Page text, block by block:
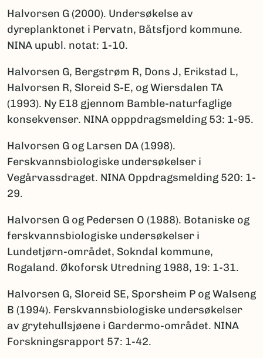
Halvorsen G (2000). Undersøkelse av
dyreplanktonet i Pervatn, Båtsfjord kommune.
NINA upubl. notat: 1-10.
Halvorsen G, Bergstrøm R, Dons J, Erikstad L,
Halvorsen R, Sloreid S-E, og Wiersdalen TA
(1993). Ny E18 gjennom Bamble-naturfaglige
konsekvenser. NINA opppdragsmelding 53: 1-95.
Halvorsen G og Larsen DA (1998).
Ferskvannsbiologiske undersøkelser i
Vegårvassdraget. NINA Oppdragsmelding 520: 1-
29.
Halvorsen G og Pedersen O (1988). Botaniske og
ferskvannsbiologiske undersøkelser i
Lundetjørn-området, Sokndal kommune,
Rogaland. Økoforsk Utredning 1988, 19: 1-31.
Halvorsen G, Sloreid SE, Sporsheim P og Walseng
B (1994). Ferskvannsbiologiske undersøkelser
av grytehullsjøene i Gardermo-området. NINA
Forskningsrapport 57: 1-42.